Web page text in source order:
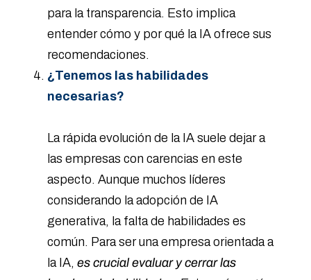
para la transparencia. Esto implica
entender cómo y por qué la IA ofrece sus
recomendaciones.
¿Tenemos las habilidades
necesarias?
La rápida evolución de la IA suele dejar a
las empresas con carencias en este
aspecto. Aunque muchos líderes
considerando la adopción de IA
generativa, la falta de habilidades es
común. Para ser una empresa orientada a
la IA, es crucial evaluar y cerrar las